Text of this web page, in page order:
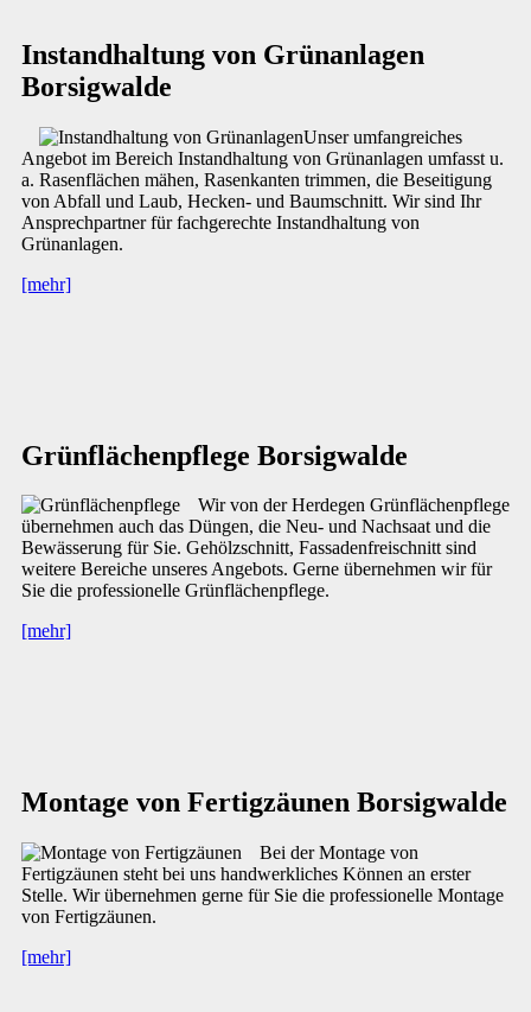
Instandhaltung von Grünanlagen
Borsigwalde
Unser umfangreiches
Angebot im Bereich Instandhaltung von Grünanlagen umfasst u.
a. Rasenflächen mähen, Rasenkanten trimmen, die Beseitigung
von Abfall und Laub, Hecken- und Baumschnitt. Wir sind Ihr
Ansprechpartner für fachgerechte Instandhaltung von
Grünanlagen.
[mehr]
Grünflächenpflege Borsigwalde
Wir von der Herdegen Grünflächenpflege
übernehmen auch das Düngen, die Neu- und Nachsaat und die
Bewässerung für Sie. Gehölzschnitt, Fassadenfreischnitt sind
weitere Bereiche unseres Angebots. Gerne übernehmen wir für
Sie die professionelle Grünflächenpflege.
[mehr]
Montage von Fertigzäunen Borsigwalde
Bei der Montage von
Fertigzäunen steht bei uns handwerkliches Können an erster
Stelle. Wir übernehmen gerne für Sie die professionelle Montage
von Fertigzäunen.
[mehr]